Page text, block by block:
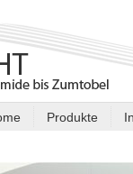
Produkte